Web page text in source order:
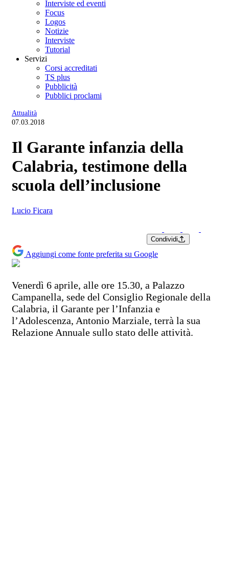
Interviste ed eventi
Focus
Logos
Notizie
Interviste
Tutorial
Servizi
Corsi accreditati
TS plus
Pubblicità
Pubblici proclami
Attualità
07.03.2018
Il Garante infanzia della
Calabria, testimone della
scuola dell’inclusione
Lucio Ficara
Condividi
Aggiungi come fonte preferita su Google
Venerdì 6 aprile, alle ore 15.30, a Palazzo
Campanella, sede del Consiglio Regionale della
Calabria, il Garante per l’Infanzia e
l’Adolescenza, Antonio Marziale, terrà la sua
Relazione Annuale sullo stato delle attività.